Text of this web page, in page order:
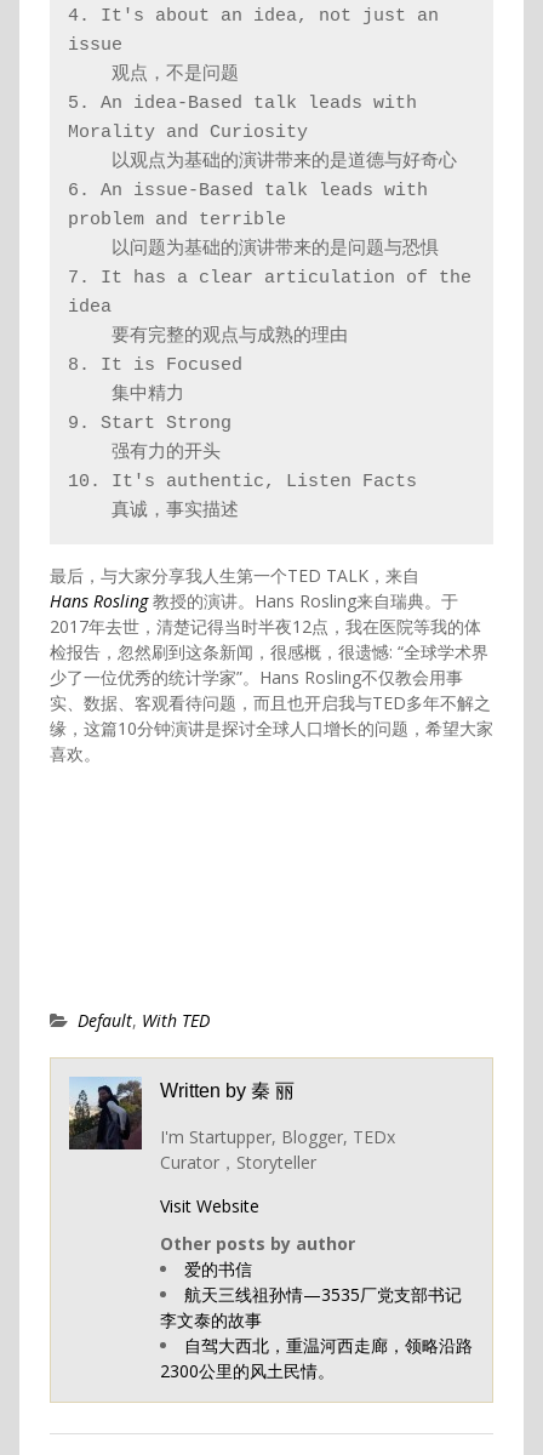
4. It's about an idea, not just an
issue
    观点，不是问题
5. An idea-Based talk leads with
Morality and Curiosity
    以观点为基础的演讲带来的是道德与好奇心
6. An issue-Based talk leads with
problem and terrible
    以问题为基础的演讲带来的是问题与恐惧
7. It has a clear articulation of the
idea
    要有完整的观点与成熟的理由
8. It is Focused
    集中精力
9. Start Strong
    强有力的开头
10. It's authentic, Listen Facts
    真诚，事实描述
最后，与大家分享我人生第一个TED TALK，来自
Hans Rosling 教授的演讲。Hans Rosling来自瑞典。于
2017年去世，清楚记得当时半夜12点，我在医院等我的体
检报告，忽然刷到这条新闻，很感概，很遗憾: “全球学术界
少了一位优秀的统计学家”。Hans Rosling不仅教会用事
实、数据、客观看待问题，而且也开启我与TED多年不解之
缘，这篇10分钟演讲是探讨全球人口增长的问题，希望大家
喜欢。
Default, With TED
Written by 秦 丽
I'm Startupper, Blogger, TEDx
Curator，Storyteller
Visit Website
Other posts by author
爱的书信
航天三线祖孙情—3535厂党支部书记
李文泰的故事
自驾大西北，重温河西走廊，领略沿路
2300公里的风土民情。